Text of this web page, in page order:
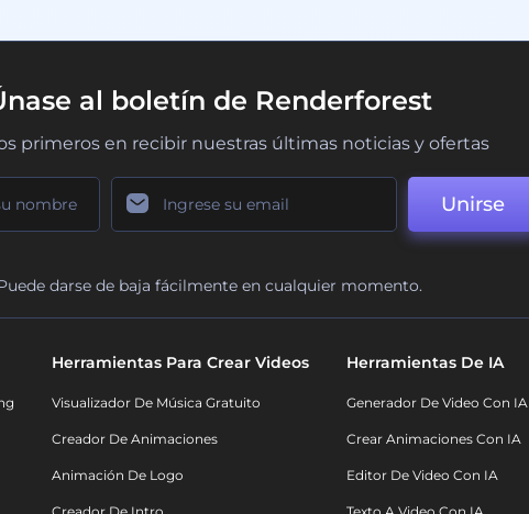
al boletín de Renderforest
primeros en recibir nuestras últimas noticias y ofertas
Unirse
darse de baja fácilmente en cualquier momento.
Herramientas Para Crear Videos
Visualizador De Música Gratuito
Creador De Animaciones
Animación De Logo
Herramientas De IA
Generador De Video Con IA
Crear Animaciones Con IA
Editor De Video Con IA